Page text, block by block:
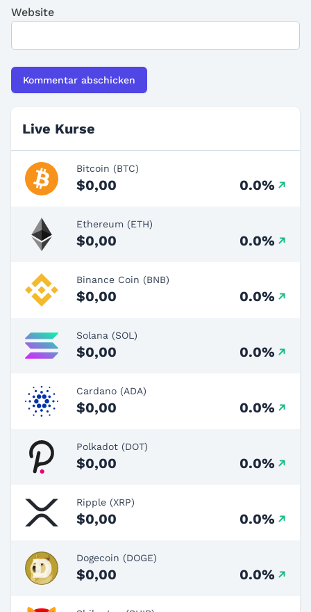
Website
Live Kurse
Bitcoin (BTC)
$0,00 0.0%
Ethereum (ETH)
$0,00 0.0%
Binance Coin (BNB)
$0,00 0.0%
Solana (SOL)
$0,00 0.0%
Cardano (ADA)
$0,00 0.0%
Polkadot (DOT)
$0,00 0.0%
Ripple (XRP)
$0,00 0.0%
Dogecoin (DOGE)
$0,00 0.0%